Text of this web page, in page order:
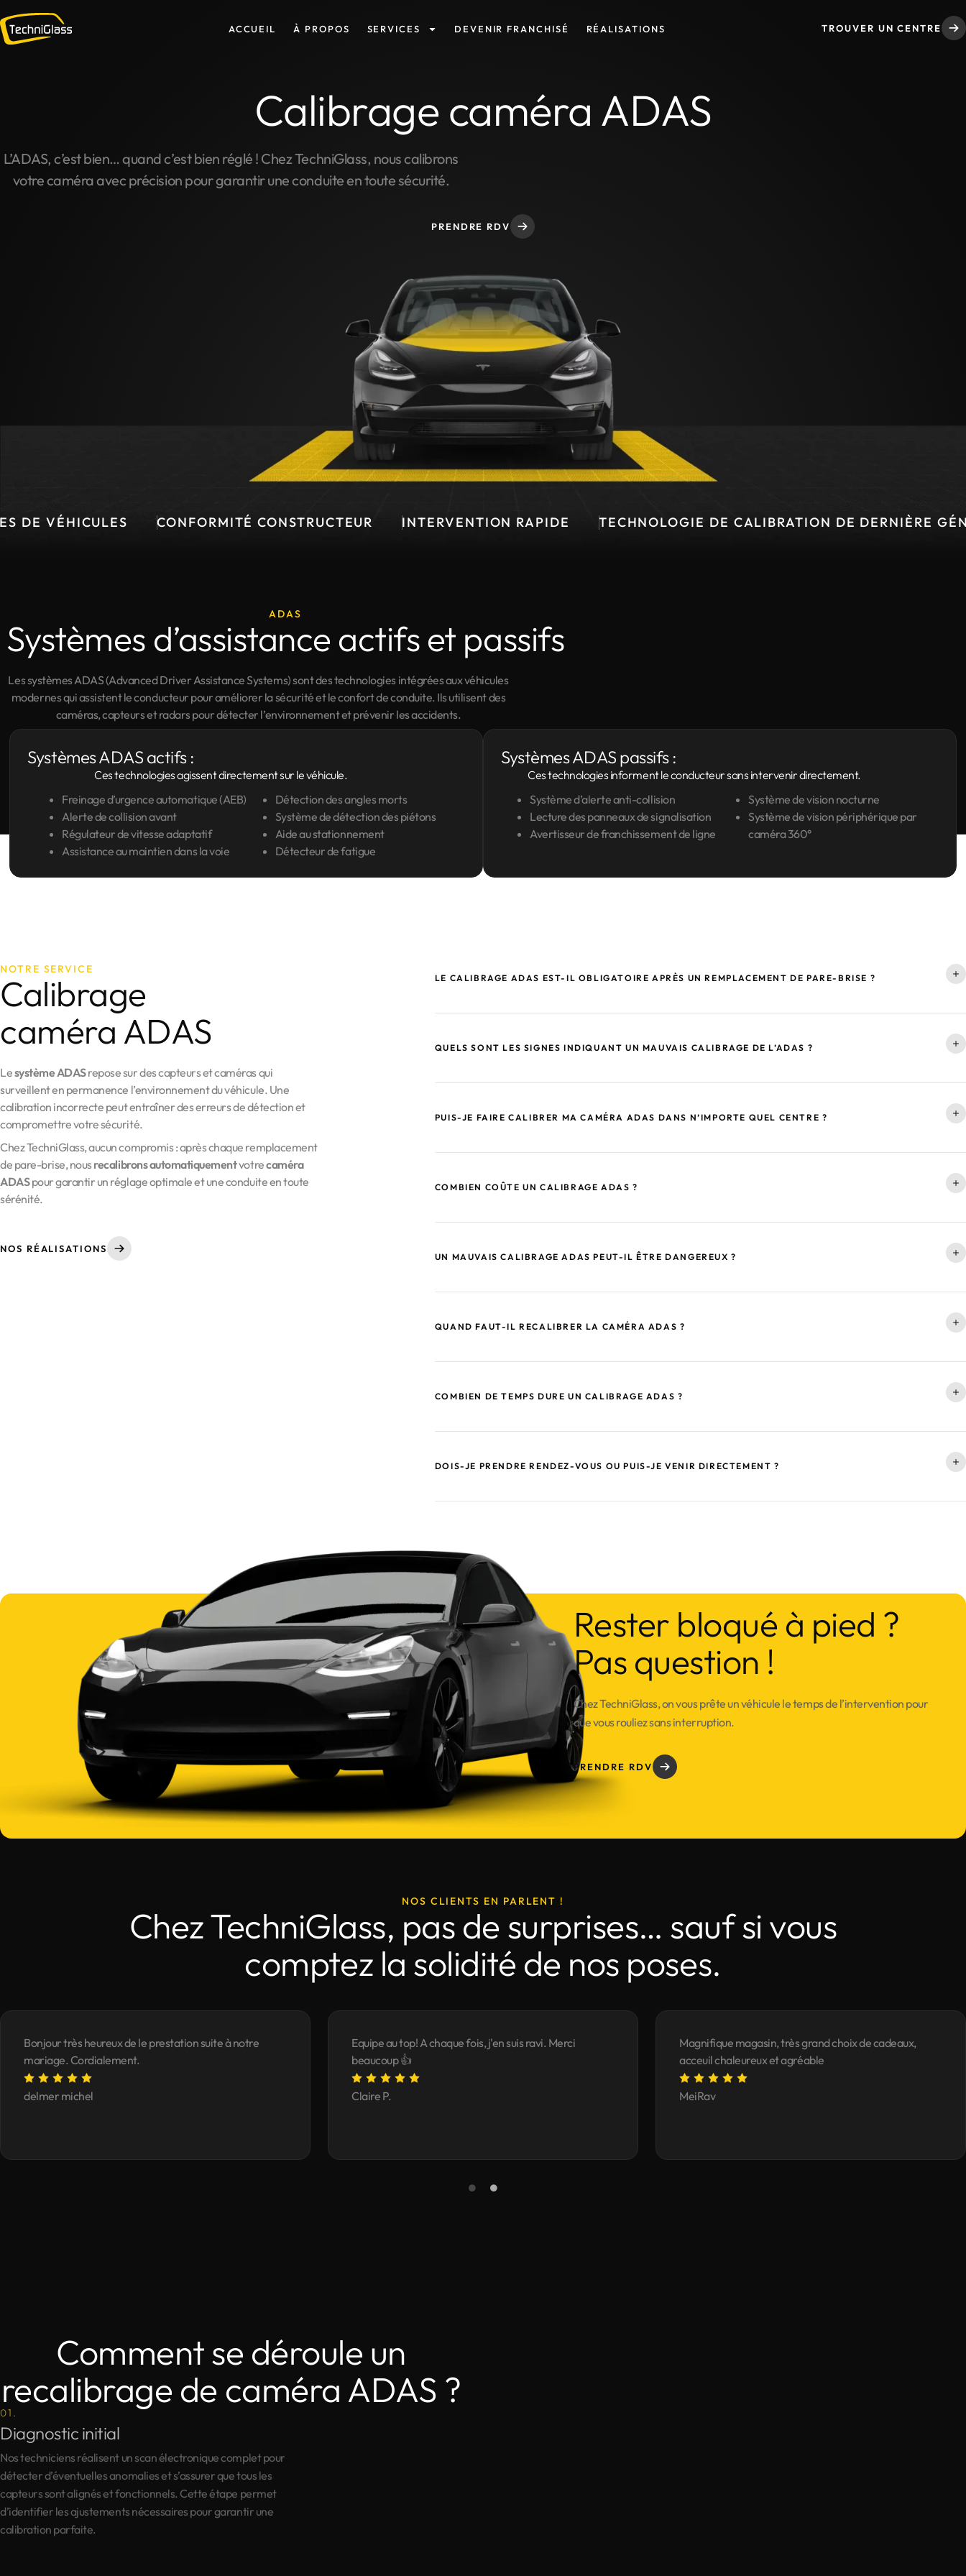
ACCUEIL À PROPOS SERVICES DEVENIR FRANCHISÉ RÉALISATIONS TROUVER UN CENTRE
Calibrage caméra ADAS
L’ADAS, c’est bien… quand c’est bien réglé ! Chez TechniGlass, nous calibrons
votre caméra avec précision pour garantir une conduite en toute sécurité.
PRENDRE RDV
CONFORMITÉ CONSTRUCTEUR INTERVENTION RAPIDE TECHNOLOGIE DE CALIBRATION DE DERNIÈRE
ADAS
Systèmes d’assistance actifs et passifs
Les systèmes ADAS (Advanced Driver Assistance Systems) sont des technologies intégrées aux véhicules
modernes qui assistent le conducteur pour améliorer la sécurité et le confort de conduite. Ils utilisent des
caméras, capteurs et radars pour détecter l’environnement et prévenir les accidents.
Systèmes ADAS actifs :
Ces technologies agissent directement sur le véhicule.
Freinage d’urgence automatique (AEB)
Alerte de collision avant
Régulateur de vitesse adaptatif
Assistance au maintien dans la voie
Détection des angles morts
Système de détection des piétons
Aide au stationnement
Détecteur de fatigue
Systèmes ADAS passifs :
Ces technologies informent le conducteur sans intervenir directement.
Système d’alerte anti-collision
Lecture des panneaux de signalisation
Avertisseur de franchissement de ligne
Système de vision nocturne
Système de vision périphérique par
caméra 360°
NOTRE SERVICE
Calibrage
caméra ADAS
Lesystème ADASrepose sur des capteurs et caméras qui
surveillent en permanence l’environnement du véhicule. Une
calibration incorrecte peut entraîner des erreurs de détection et
compromettre votre sécurité.
Chez TechniGlass, aucun compromis : après chaque remplacement
de pare-brise, nousrecalibrons automatiquementvotrecaméra
ADASpour garantir un réglage optimale et une conduite en toute
sérénité.
NOS RÉALISATIONS
LE CALIBRAGE ADAS EST-IL OBLIGATOIRE APRÈS UN REMPLACEMENT DE PARE-BRISE ?
QUELS SONT LES SIGNES INDIQUANT UN MAUVAIS CALIBRAGE DE L’ADAS ?
PUIS-JE FAIRE CALIBRER MA CAMÉRA ADAS DANS N’IMPORTE QUEL CENTRE ?
COMBIEN COÛTE UN CALIBRAGE ADAS ?
UN MAUVAIS CALIBRAGE ADAS PEUT-IL ÊTRE DANGEREUX ?
QUAND FAUT-IL RECALIBRER LA CAMÉRA ADAS ?
COMBIEN DE TEMPS DURE UN CALIBRAGE ADAS ?
DOIS-JE PRENDRE RENDEZ-VOUS OU PUIS-JE VENIR DIRECTEMENT ?
Rester bloqué à pied ?
Pas question !
Chez TechniGlass, on vous prête un véhicule le temps de l’intervention pour
que vous rouliez sans interruption.
PRENDRE RDV
NOS CLIENTS EN PARLENT !
Chez TechniGlass, pas de surprises… sauf si vous
comptez la solidité de nos poses.
delmer michel
Bonjour très heureux de le prestation suite à notre
mariage. Cordialement.
Claire P.
Equipe au top! A chaque fois, j'en suis ravi. Merci
beaucoup 👍
MeiRav
Magnifique magasin, très grand choix de cadeaux,
acceuil chaleureux et agréable
Comment se déroule un
recalibrage de caméra ADAS ?
01.
Diagnostic initial
Nos techniciens réalisent un scan électronique complet pour
détecter d’éventuelles anomalies et s’assurer que tous les
capteurs sont alignés et fonctionnels. Cette étape permet
d’identifier les ajustements nécessaires pour garantir une
calibration parfaite.